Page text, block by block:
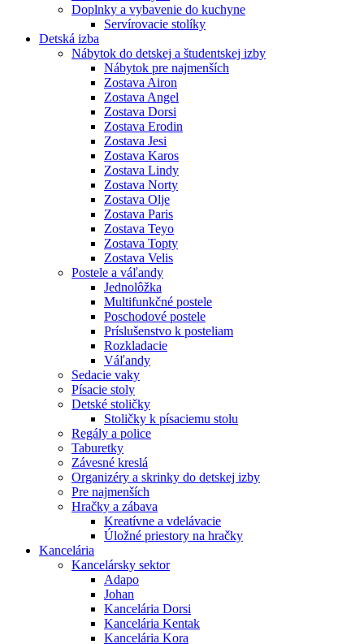
Doplnky a vybavenie do kuchyne
Servírovacie stolíky
Detská izba
Nábytok do detskej a študentskej izby
Nábytok pre najmenších
Zostava Airon
Zostava Angel
Zostava Dorsi
Zostava Erodin
Zostava Jesi
Zostava Karos
Zostava Lindy
Zostava Norty
Zostava Olje
Zostava Paris
Zostava Teyo
Zostava Topty
Zostava Velis
Postele a váľandy
Jednolôžka
Multifunkčné postele
Poschodové postele
Príslušenstvo k posteliam
Rozkladacie
Váľandy
Sedacie vaky
Písacie stoly
Detské stoličky
Stoličky k písaciemu stolu
Regály a police
Taburetky
Závesné kreslá
Organizéry a skrinky do detskej izby
Pre najmenších
Hračky a zábava
Kreatívne a vdelávacie
Úložné priestory na hračky
Kancelária
Kancelársky sektor
Adapo
Johan
Kancelária Dorsi
Kancelária Kentak
Kancelária Kora